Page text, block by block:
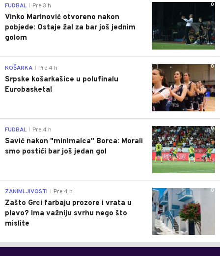
0
FUDBAL Pre 3 h
Vinko Marinović otvoreno nakon
pobjede: Ostaje žal za bar još jednim
golom
0
KOŠARKA Pre 4 h
Srpske košarkašice u polufinalu
Eurobasketa!
0
FUDBAL Pre 4 h
Savić nakon "minimalca" Borca: Morali
smo postići bar još jedan gol
0
ZANIMLJIVOSTI Pre 4 h
Zašto Grci farbaju prozore i vrata u
plavo? Ima važniju svrhu nego što
mislite